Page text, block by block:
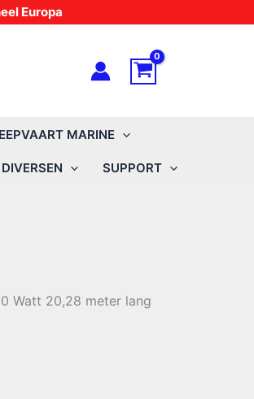
Europa
MARINE
DIVERSEN SUPPORT
Watt 20,28 meter lang